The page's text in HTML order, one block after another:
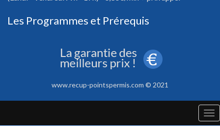
Les Programmes et Prérequis
www.recup-pointspermis.com © 2021